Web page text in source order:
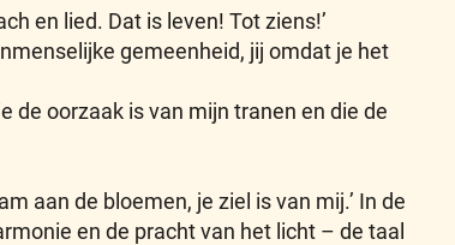
en lied. Dat is leven! Tot ziens!’
gemeenheid, jij omdat je het
de oorzaak is van mijn tranen en die de
aan de bloemen, je ziel is van mij.’ In de
en de pracht van het licht – de taal